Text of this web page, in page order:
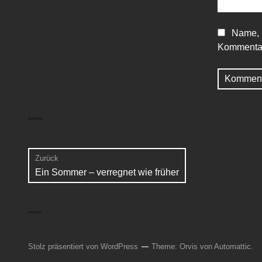
Beitragsnavigation
Zurück
Vorheriger
Beitrag:
Ein Sommer – verregnet wie früher
Stolz präsentiert von WordPress Theme: Orvis vonAutomattic